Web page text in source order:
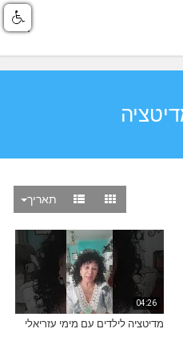
תאריך
04:26
מדיטציה לילדים עם מימי עזריאלי